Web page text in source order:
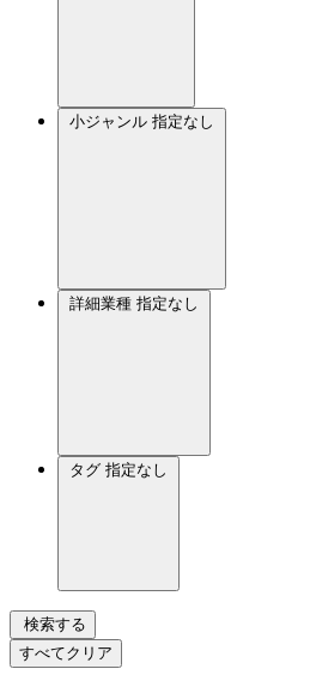
小ジャンル 指定なし
詳細業種 指定なし
タグ 指定なし
検索する
すべてクリア